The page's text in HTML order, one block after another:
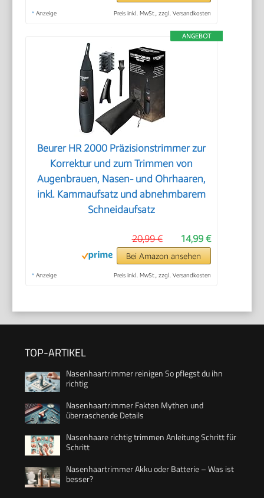
* Anzeige Preis inkl. MwSt., zzgl. Versandkosten
ANGEBOT
Beurer HR 2000 Präzisionstrimmer zur
Korrektur und zum Trimmen von
Augenbrauen, Nasen- und Ohrhaaren,
inkl. Kammaufsatz und abnehmbarem
Schneidaufsatz
14,99 €
20,99 €
Bei Amazon ansehen
* Anzeige Preis inkl. MwSt., zzgl. Versandkosten
TOP-ARTIKEL
Nasenhaartrimmer reinigen So pflegst du ihn
richtig
Nasenhaartrimmer Fakten Mythen und
überraschende Details
Nasenhaare richtig trimmen Anleitung Schritt für
Schritt
Nasenhaartrimmer Akku oder Batterie – Was ist
besser?